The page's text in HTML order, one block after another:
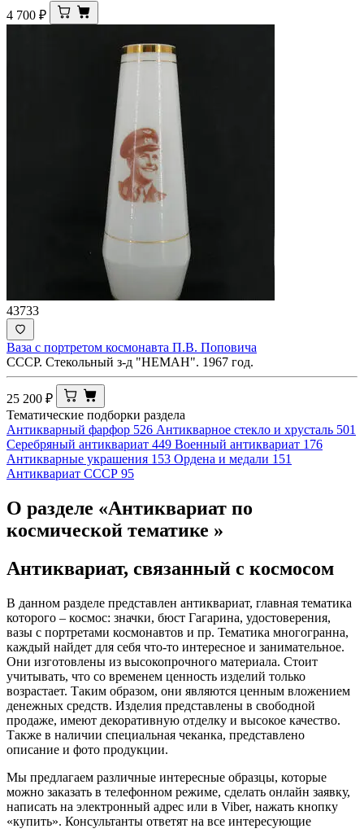
4 700 ₽
43733
Ваза с портретом космонавта П.В. Поповича
СССР. Стекольный з-д "НЕМАН". 1967 год.
25 200 ₽
Тематические подборки раздела
Антикварный фарфор 526 Антикварное стекло и хрусталь 501
Серебряный антиквариат 449 Военный антиквариат 176
Антикварные украшения 153 Ордена и медали 151
Антиквариат СССР 95
О разделе «Антиквариат по
космической тематике »
Антиквариат, связанный с космосом
В данном разделе представлен антиквариат, главная тематика
которого – космос: значки, бюст Гагарина, удостоверения,
вазы с портретами космонавтов и пр. Тематика многогранна,
каждый найдет для себя что-то интересное и занимательное.
Они изготовлены из высокопрочного материала. Стоит
учитывать, что со временем ценность изделий только
возрастает. Таким образом, они являются ценным вложением
денежных средств. Изделия представлены в свободной
продаже, имеют декоративную отделку и высокое качество.
Также в наличии специальная чеканка, представлено
описание и фото продукции.
Мы предлагаем различные интересные образцы, которые
можно заказать в телефонном режиме, сделать онлайн заявку,
написать на электронный адрес или в Viber, нажать кнопку
«купить». Консультанты ответят на все интересующие